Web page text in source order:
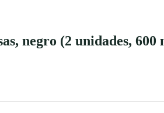
negro (2 unidades, 600